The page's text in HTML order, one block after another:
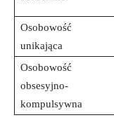
Osobowość
unikająca
Osobowość
obsesyjno-
kompulsywna